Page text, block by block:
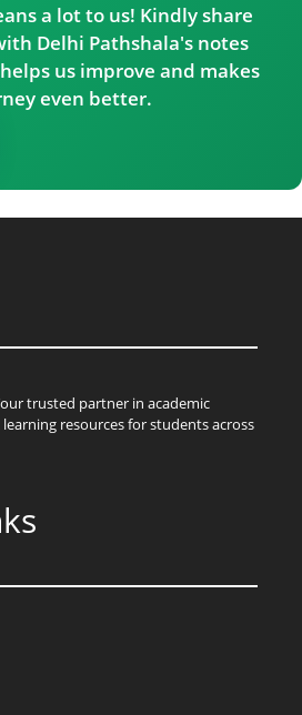
a lot to us! Kindly share
Delhi Pathshala's notes
us improve and makes
even better.
trusted partner in academic
resources for students across